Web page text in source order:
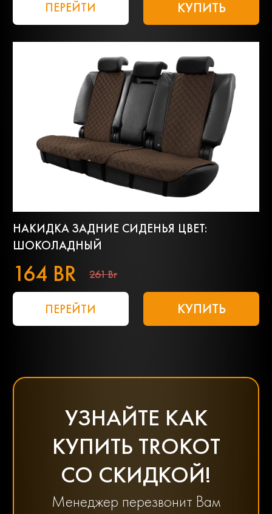
ПЕРЕЙТИ КУПИТЬ
НАКИДКА ЗАДНИЕ СИДЕНЬЯ ЦВЕТ:
ШОКОЛАДНЫЙ
164 BR 261 Br
ПЕРЕЙТИ КУПИТЬ
УЗНАЙТЕ КАК
КУПИТЬ TROKOT
СО СКИДКОЙ!
Менеджер перезвонит Вам